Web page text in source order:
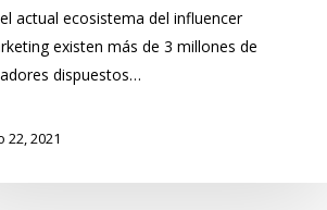
actual ecosistema del influencer
existen más de 3 millones de
dispuestos…
22, 2021